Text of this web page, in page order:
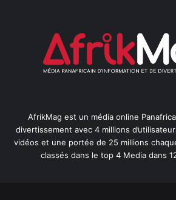
AfrikMag est un média online
divertissement avec 4 millions
vidéos et une portée de 25 millions
classés dans le top 4 Media dans